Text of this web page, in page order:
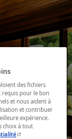
des fichiers
requis pour le bon
et nous aident à
et contribuer
expérience.
choix à tout
- Cet hyperlien